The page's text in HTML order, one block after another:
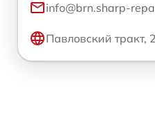
info@brn.sharp-
Павловский тракт,